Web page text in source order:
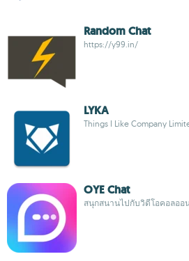
Random Chat
https://y99.in/
LYKA
Things I Like Company
OYE Chat
สนุกสนานไปกับวิดีโอคอลออ